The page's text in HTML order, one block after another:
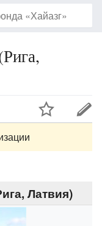
Латвия)